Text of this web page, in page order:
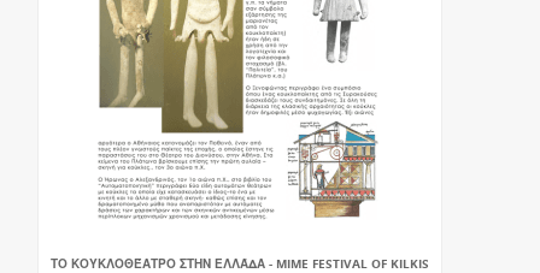
ΤΟ ΚΟΥΚΛΟΘΈΑΤΡΟ ΣΤΗΝ ΕΛΛΆΔΑ - MIME FESTIVAL OF KILKIS